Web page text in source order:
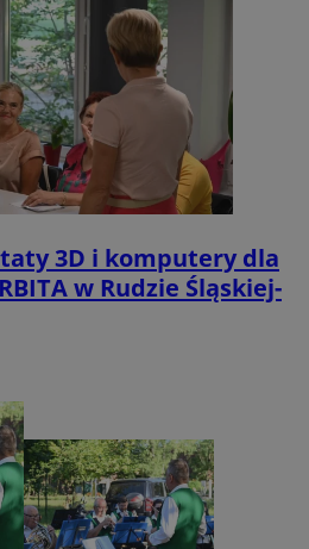
3D i komputery dla
w Rudzie Śląskiej-